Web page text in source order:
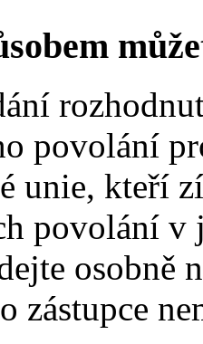
povolání
unie, kteří
povolání v
osobně
zástupce